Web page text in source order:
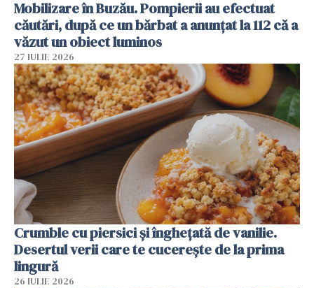
Mobilizare în Buzău. Pompierii au efectuat
căutări, după ce un bărbat a anunțat la 112 că a
văzut un obiect luminos
27 IULIE 2026
Crumble cu piersici și înghețată de vanilie.
Desertul verii care te cucerește de la prima
lingură
26 IULIE 2026